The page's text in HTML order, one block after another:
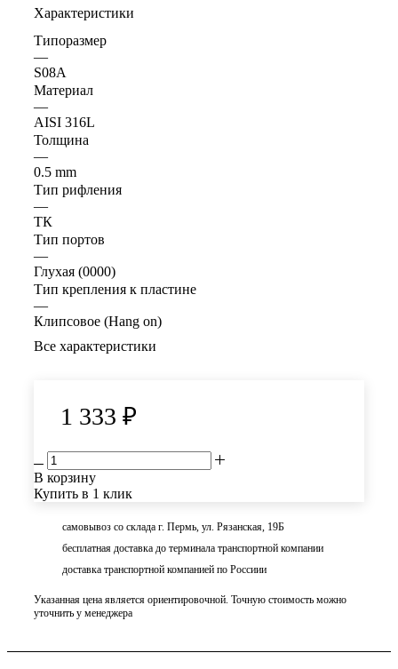
Характеристики
Типоразмер
—
S08A
Материал
—
AISI 316L
Толщина
—
0.5 mm
Тип рифления
—
ТК
Тип портов
—
Глухая (0000)
Тип крепления к пластине
—
Клипсовое (Hang on)
Все характеристики
1 333 ₽
В корзину
Купить в 1 клик
самовывоз со склада г. Пермь, ул. Рязанская, 19Б
бесплатная доставка до терминала транспортной компании
доставка транспортной компанией по Россиии
Указанная цена является ориентировочной. Точную стоимость можно
уточнить у менеджера